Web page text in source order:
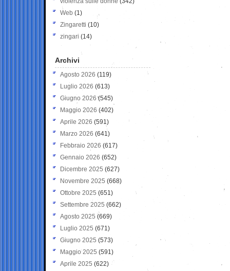
Web (1)
Zingaretti (10)
zingari (14)
Archivi
Agosto 2026 (119)
Luglio 2026 (613)
Giugno 2026 (545)
Maggio 2026 (402)
Aprile 2026 (591)
Marzo 2026 (641)
Febbraio 2026 (617)
Gennaio 2026 (652)
Dicembre 2025 (627)
Novembre 2025 (668)
Ottobre 2025 (651)
Settembre 2025 (662)
Agosto 2025 (669)
Luglio 2025 (671)
Giugno 2025 (573)
Maggio 2025 (591)
Aprile 2025 (622)